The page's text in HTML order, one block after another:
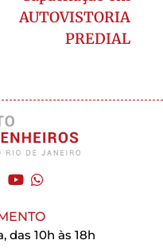
AUTOVISTORIA
PREDIAL
das 10h às 18h